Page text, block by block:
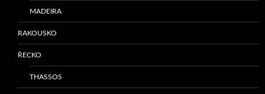
MADEIRA
RAKOUSKO
ŘECKO
THASSOS